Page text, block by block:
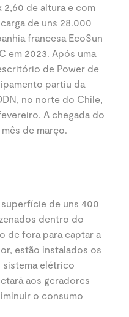
2,60 de altura e com
de uns 28.000
francesa EcoSun
em 2023. Após uma
de Power de
partiu da
no norte do Chile,
A chegada do
de março.
de uns 400
dentro do
de fora para captar a
estão instalados os
elétrico
aos geradores
o consumo